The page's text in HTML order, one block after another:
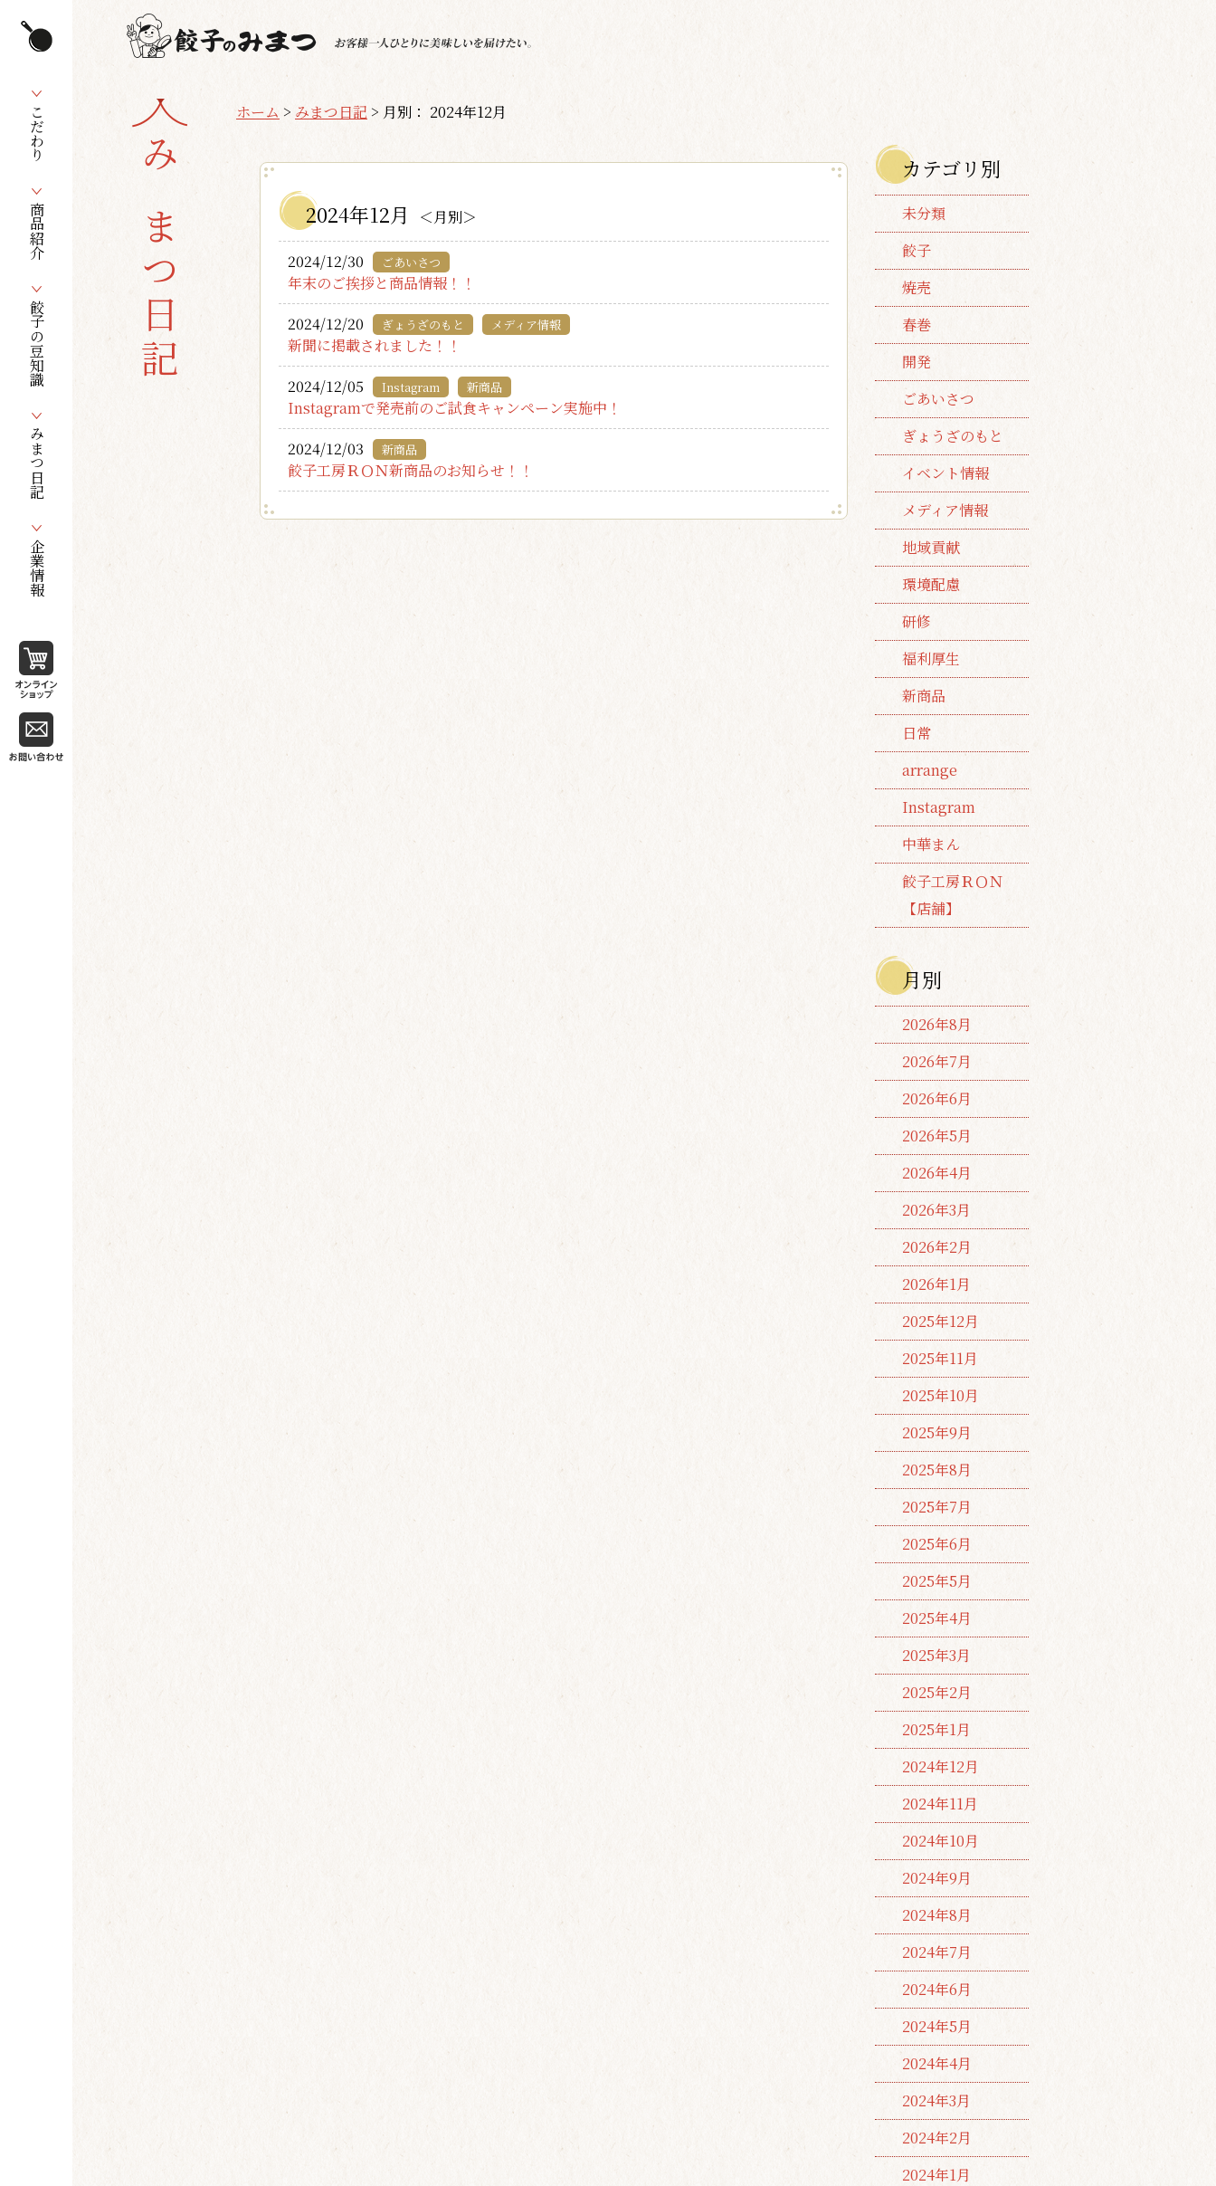
こだわり
商品紹介
餃子の豆知識
みまつ日記
企業情報
みまつ日記
ホーム > みまつ日記 > 月別： 2024年12月
2024年12月 ＜月別＞
2024/12/30 ごあいさつ
年末のご挨拶と商品情報！！
2024/12/20
ぎょうざのもと メディア情報
新聞に掲載されました！！
2024/12/05
Instagram 新商品
Instagramで発売前のご試食キャンペーン実施中！
2024/12/03
新商品
餃子工房ＲＯＮ新商品のお知らせ！！
カテゴリ別
未分類
餃子
焼売
春巻
開発
ごあいさつ
ぎょうざのもと
イベント情報
メディア情報
地域貢献
環境配慮
研修
福利厚生
新商品
日常
arrange
Instagram
中華まん
餃子工房ＲＯＮ
【店舗】
月別
2026年8月
2026年7月
2026年6月
2026年5月
2026年4月
2026年3月
2026年2月
2026年1月
2025年12月
2025年11月
2025年10月
2025年9月
2025年8月
2025年7月
2025年6月
2025年5月
2025年4月
2025年3月
2025年2月
2025年1月
2024年12月
2024年11月
2024年10月
2024年9月
2024年8月
2024年7月
2024年6月
2024年5月
2024年4月
2024年3月
2024年2月
2024年1月